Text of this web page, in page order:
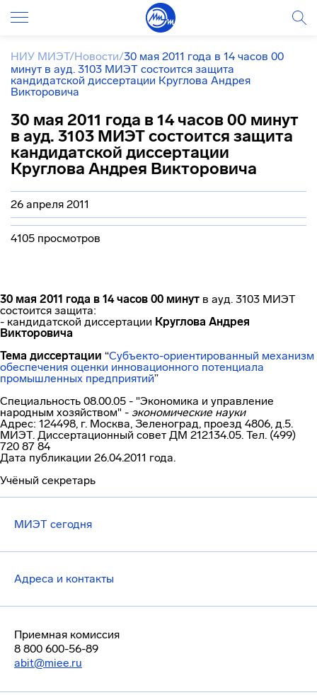
НИУ МИЭТ/Новости/30 мая 2011 года в 14 часов 00
минут в ауд. 3103 МИЭТ состоится защита
кандидатской диссертации Круглова Андрея
Викторовича
30 мая 2011 года в 14 часов 00 минут
в ауд. 3103 МИЭТ состоится защита
кандидатской диссертации
Круглова Андрея Викторовича
26 апреля 2011
4105 просмотров
30 мая 2011 года в 14 часов 00 минут в ауд. 3103 МИЭТ
состоится защита:
- кандидатской диссертации Круглова Андрея
Викторовича
Тема диссертации “Субъекто-ориентированный механизм
обеспечения оценки инновационного потенциала
промышленных предприятий”
Специальность 08.00.05 - "Экономика и управление
народным хозяйством" - экономические науки
Адрес: 124498, г. Москва, Зеленоград, проезд 4806, д.5.
МИЭТ. Диссертационный совет ДМ 212.134.05. Тел. (499)
720 87 84
Дата публикации 26.04.2011 года.
Учёный секретарь
МИЭТ сегодня
Адреса и контакты
Приемная комиссия
8 800 600-56-89
abit@miee.ru